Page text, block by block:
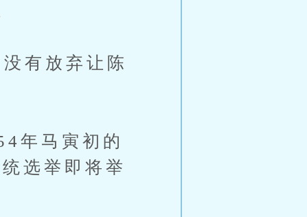
有放弃让陈
年马寅初的
选举即将举